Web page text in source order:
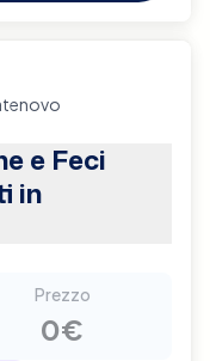
e Feci
in
Prezzo
0€